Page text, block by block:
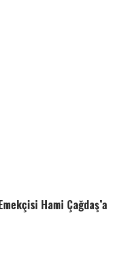
Hami Çağdaş’a